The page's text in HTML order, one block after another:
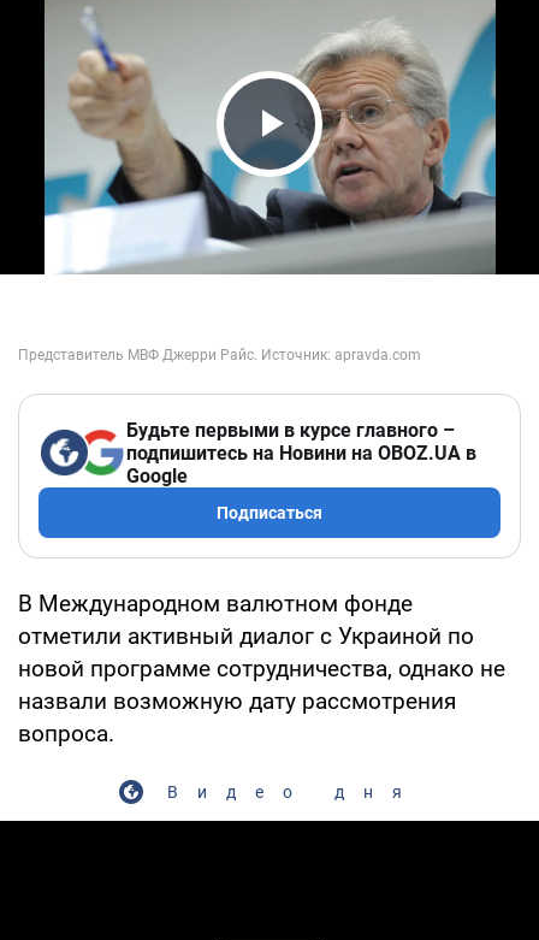
Play Video
Будьте первыми в курсе главного –
подпишитесь на Новини на OBOZ.UA в
Google
Подписаться
В Международном валютном фонде
отметили активный диалог с Украиной по
новой программе сотрудничества, однако не
назвали возможную дату рассмотрения
вопроса.
Видео дня